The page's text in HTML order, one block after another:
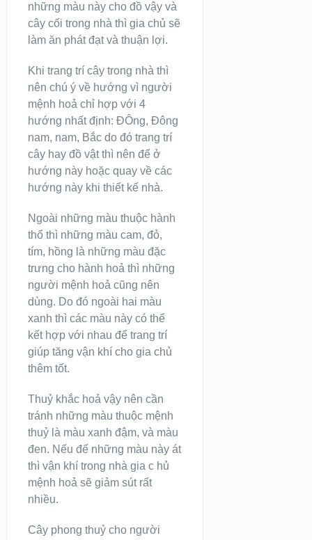
những màu này cho đồ vậy và
cây cối trong nhà thì gia chủ sẽ
làm ăn phát đạt và thuận lợi.
Khi trang trí cây trong nhà thì
nên chú ý về hướng vì người
mệnh hoả chỉ hợp với 4
hướng nhất định: ĐÔng, Đông
nam, nam, Bắc do đó trang trí
cây hay đồ vật thì nên để ở
hướng này hoặc quay về các
hướng này khi thiết kế nhà.
Ngoài những màu thuộc hành
thổ thì những màu cam, đỏ,
tím, hồng là những màu đặc
trưng cho hành hoả thì những
người mệnh hoả cũng nên
dùng. Do đó ngoài hai màu
xanh thì các màu này có thể
kết hợp với nhau để trang trí
giúp tăng vận khí cho gia chủ
thêm tốt.
Thuỷ khắc hoả vậy nên cần
tránh những màu thuộc mệnh
thuỷ là màu xanh đậm, và màu
đen. Nếu để những màu này át
thì vận khí trong nhà gia c hủ
mệnh hoả sẽ giảm sút rất
nhiều.
Cây phong thuỷ cho người